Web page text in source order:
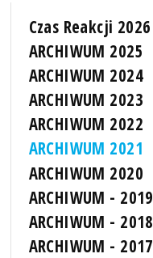
Czas Reakcji 2026
ARCHIWUM 2025
ARCHIWUM 2024
ARCHIWUM 2023
ARCHIWUM 2022
ARCHIWUM 2021
ARCHIWUM 2020
ARCHIWUM - 2019
ARCHIWUM - 2018
ARCHIWUM - 2017